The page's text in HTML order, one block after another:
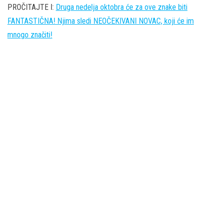
PROČITAJTE I: Druga nedelja oktobra će za ove znake biti
FANTASTIČNA! Njima sledi NEOČEKIVANI NOVAC, koji će im
mnogo značiti!